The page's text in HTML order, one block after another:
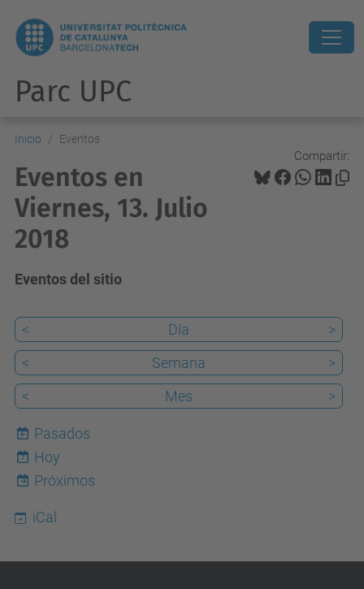
Parc UPC
Inicio Eventos
Compartir:
Eventos en
Viernes, 13. Julio
2018
Eventos del sitio
< Día
>
<
Semana
>
<
Mes >
Pasados
7
Hoy
Próximos
iCal